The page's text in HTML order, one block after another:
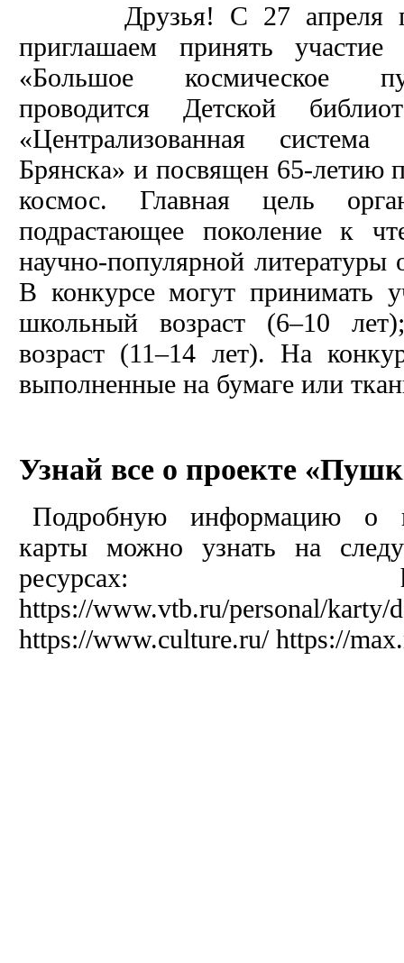
Друзья! С 27 апреля по
приглашаем принять участие
«Большое космическое
проводится Детской
«Централизованная
Брянска» и посвящен 65-летию
космос. Главная цель
подрастающее поколение к
научно-популярной литературы
В конкурсе могут принимать
школьный возраст (6–10
возраст (11–14 лет). На
выполненные на бумаге или
Узнай все о проекте
Подробную информацию о
карты можно узнать на
ресурсах: https://
https://www.vtb.ru/personal/karty/
https://www.culture.ru/ https://